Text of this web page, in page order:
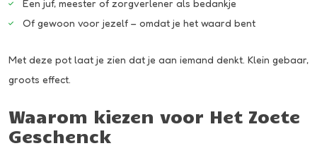
Een juf, meester of zorgverlener als bedankje
Of gewoon voor jezelf – omdat je het waard bent
Met deze pot laat je zien dat je aan iemand denkt. Klein gebaar,
groots effect.
Waarom kiezen voor Het Zoete
Geschenck